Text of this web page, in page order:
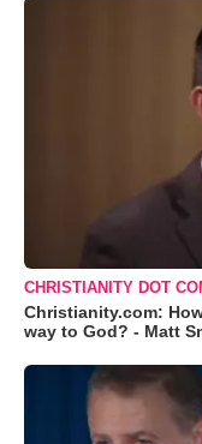
CHRISTIANITY DOT
Christianity.com:
way to God? - Matt